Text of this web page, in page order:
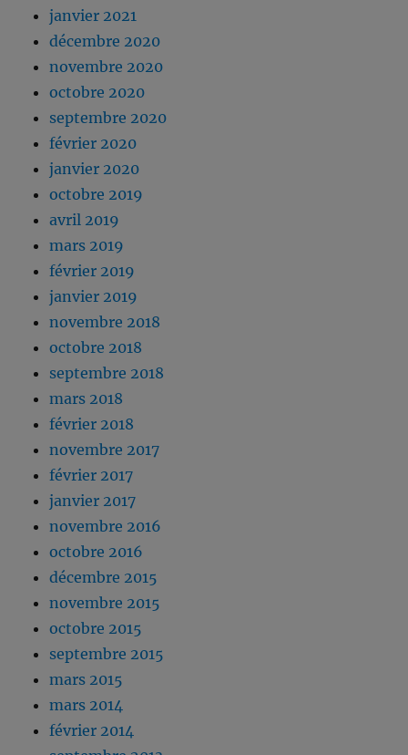
janvier 2021
décembre 2020
novembre 2020
octobre 2020
septembre 2020
février 2020
janvier 2020
octobre 2019
avril 2019
mars 2019
février 2019
janvier 2019
novembre 2018
octobre 2018
septembre 2018
mars 2018
février 2018
novembre 2017
février 2017
janvier 2017
novembre 2016
octobre 2016
décembre 2015
novembre 2015
octobre 2015
septembre 2015
mars 2015
mars 2014
février 2014